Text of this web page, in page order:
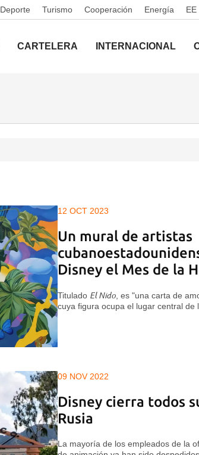
Deporte Turismo Cooperación Energía EE
CARTELERA INTERNACIONAL
12 OCT 2023
Un mural de artistas
Disney el Mes de la
Titulado El Nido , es "una carta de
cuya figura ocupa el lugar central de
09 NOV 2022
Disney cierra todos
Rusia
La mayoría de los empleados de la